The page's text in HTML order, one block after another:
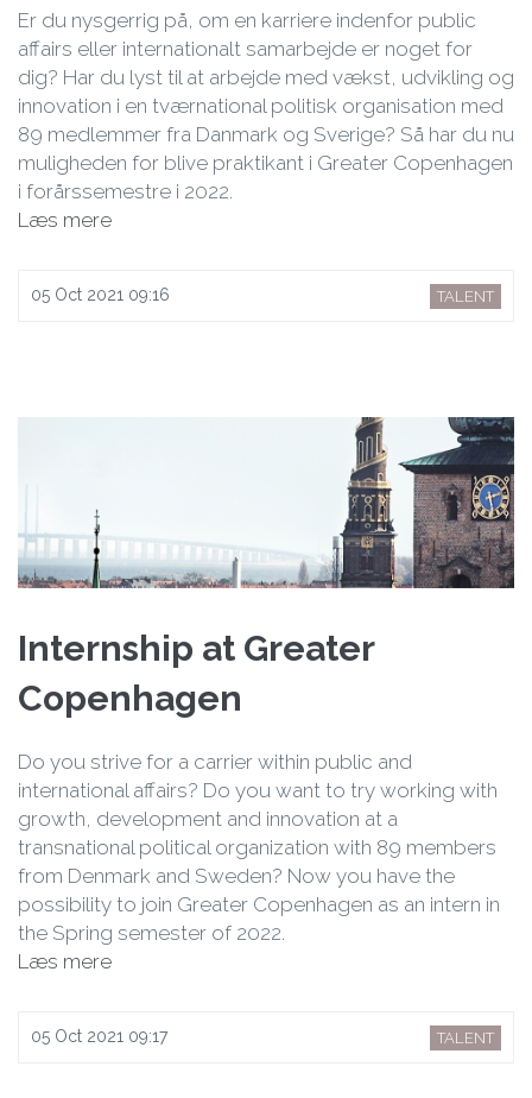
Er du nysgerrig på, om en karriere indenfor public
affairs eller internationalt samarbejde er noget for
dig? Har du lyst til at arbejde med vækst, udvikling og
innovation i en tværnational politisk organisation med
89 medlemmer fra Danmark og Sverige? Så har du nu
muligheden for blive praktikant i Greater Copenhagen
i forårssemestre i 2022.
Læs mere
05 Oct 2021 09:16 TALENT
Internship at Greater
Copenhagen
Do you strive for a carrier within public and
international affairs? Do you want to try working with
growth, development and innovation at a
transnational political organization with 89 members
from Denmark and Sweden? Now you have the
possibility to join Greater Copenhagen as an intern in
the Spring semester of 2022.
Læs mere
05 Oct 2021 09:17 TALENT